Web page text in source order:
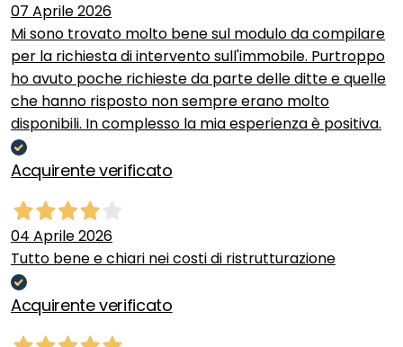
07 Aprile 2026
Mi sono trovato molto bene sul modulo da compilare
per la richiesta di intervento sull'immobile. Purtroppo
ho avuto poche richieste da parte delle ditte e quelle
che hanno risposto non sempre erano molto
disponibili. In complesso la mia esperienza è positiva.
Acquirente verificato
04 Aprile 2026
Tutto bene e chiari nei costi di ristrutturazione
Acquirente verificato